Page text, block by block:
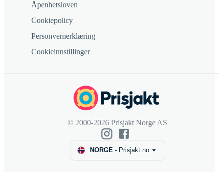
Åpenhetsloven
Cookiepolicy
Personvernerklæring
Cookieinnstillinger
© 2000-2026 Prisjakt Norge AS
NORGE- Prisjakt.no